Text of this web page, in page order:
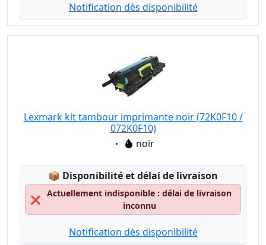
Notification dès disponibilité
Lexmark kit tambour imprimante noir (72K0F10 /
072K0F10)
Eigenschaft:
noir
📦 Lagerstatus:
Disponibilité et délai de livraison
❌
Actuellement indisponible : délai de livraison
inconnu
Notification dès disponibilité